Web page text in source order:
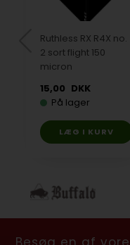
Ruthless RX R4X no.
2 sort flight 150
micron
15,00 DKK
På lager